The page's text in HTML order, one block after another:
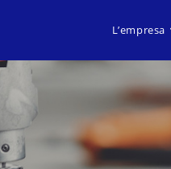
L’empresa